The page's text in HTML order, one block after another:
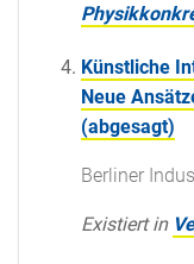
Künstliche
Neue
(abgesagt)
Berliner
Existiert in